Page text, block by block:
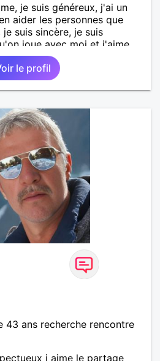
je suis généreux, j'ai un
aider les personnes que
suis sincère, je suis
joue avec moi et j'aime
cherche une relation
le profil
43 ans recherche rencontre
j aime le partage